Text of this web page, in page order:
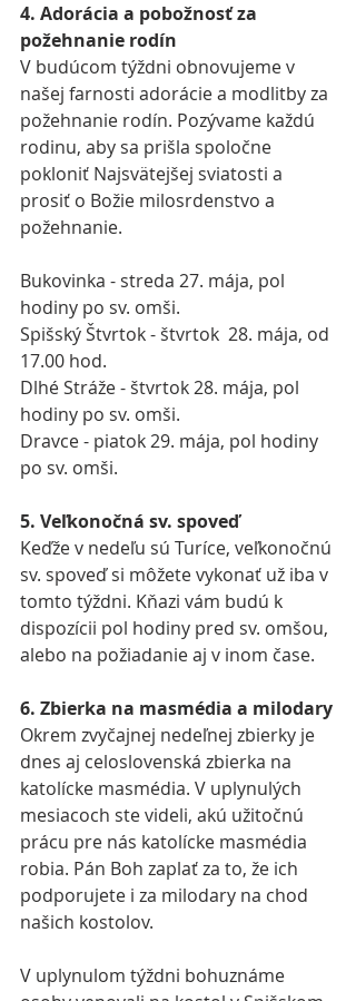
4. Adorácia a pobožnosť za
požehnanie rodín
V budúcom týždni obnovujeme v
našej farnosti adorácie a modlitby za
požehnanie rodín. Pozývame každú
rodinu, aby sa prišla spoločne
pokloniť Najsvätejšej sviatosti a
prosiť o Božie milosrdenstvo a
požehnanie.
Bukovinka - streda 27. mája, pol
hodiny po sv. omši.
Spišský Štvrtok - štvrtok  28. mája, od
17.00 hod.
Dlhé Stráže - štvrtok 28. mája, pol
hodiny po sv. omši.
Dravce - piatok 29. mája, pol hodiny
po sv. omši.
5. Veľkonočná sv. spoveď
Keďže v nedeľu sú Turíce, veľkonočnú
sv. spoveď si môžete vykonať už iba v
tomto týždni. Kňazi vám budú k
dispozícii pol hodiny pred sv. omšou,
alebo na požiadanie aj v inom čase.
6. Zbierka na masmédia a milodary
Okrem zvyčajnej nedeľnej zbierky je
dnes aj celoslovenská zbierka na
katolícke masmédia. V uplynulých
mesiacoch ste videli, akú užitočnú
prácu pre nás katolícke masmédia
robia. Pán Boh zaplať za to, že ich
podporujete i za milodary na chod
našich kostolov.
V uplynulom týždni bohuznáme